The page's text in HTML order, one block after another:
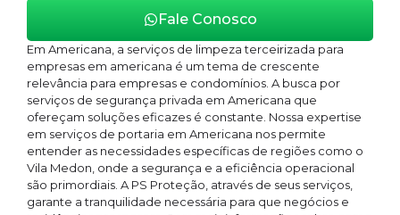
Fale Conosco
Em Americana, a serviços de limpeza terceirizada para
empresas em americana é um tema de crescente
relevância para empresas e condomínios. A busca por
serviços de segurança privada em Americana que
ofereçam soluções eficazes é constante. Nossa expertise
em serviços de portaria em Americana nos permite
entender as necessidades específicas de regiões como o
Vila Medon, onde a segurança e a eficiência operacional
são primordiais. A PS Proteção, através de seus serviços,
garante a tranquilidade necessária para que negócios e